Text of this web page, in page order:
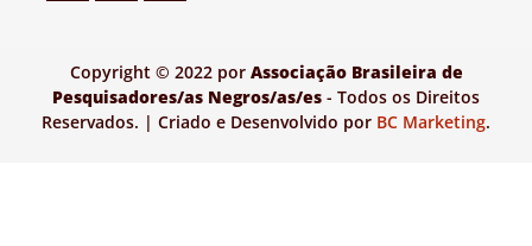
Copyright © 2022 por Associação Brasileira de
Pesquisadores/as Negros/as/es - Todos os Direitos
Reservados. | Criado e Desenvolvido por BC Marketing.